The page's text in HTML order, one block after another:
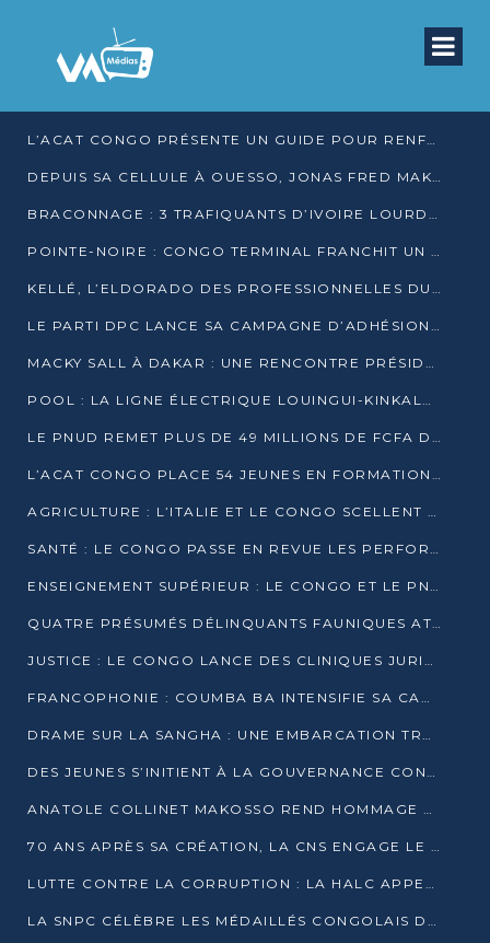
L’ACAT CONGO PRÉSENTE UN GUIDE POUR RENFORCER LES GARANTIES JUDICIAIRES EN GARDE À VUE
DEPUIS SA CELLULE À OUESSO, JONAS FRED MAKITA DÉNONCE CE QU’IL QUALIFIE DE DÉNI DE JUSTICE
BRACONNAGE : 3 TRAFIQUANTS D’IVOIRE LOURDEMENT CONDAMNÉS À DJAMBALA
POINTE-NOIRE : CONGO TERMINAL FRANCHIT UN CAP HISTORIQUE AVEC 99 MOUVEMENTS/HEURE
KELLÉ, L’ELDORADO DES PROFESSIONNELLES DU SEXE
LE PARTI DPC LANCE SA CAMPAGNE D’ADHÉSIONS ET VEUT STRUCTURER SA PRÉSENCE DANS LES 15 DÉPARTEMENTS
MACKY SALL À DAKAR : UNE RENCONTRE PRÉSIDENTIELLE QUI DIVISE L’OPINION SÉNÉGALAISE
POOL : LA LIGNE ÉLECTRIQUE LOUINGUI-KINKALA-BOKO MISE EN SERVICE
LE PNUD REMET PLUS DE 49 MILLIONS DE FCFA D’ÉQUIPEMENTS POUR ACCÉLÉRER LA NUMÉRISATION DU SYSTÈME DE SANTÉ
L’ACAT CONGO PLACE 54 JEUNES EN FORMATION PROFESSIONNELLE
AGRICULTURE : L’ITALIE ET LE CONGO SCELLENT UN PARTENARIAT POUR UNE PRODUCTION LOCALE DURABLE
SANTÉ : LE CONGO PASSE EN REVUE LES PERFORMANCES DE SES HÔPITAUX À MI-PARCOURS
ENSEIGNEMENT SUPÉRIEUR : LE CONGO ET LE PNUD VEULENT RAPPROCHER LA FORMATION UNIVERSITAIRE DES BESOINS DU MARCHÉ DE L’EMPLOI
QUATRE PRÉSUMÉS DÉLINQUANTS FAUNIQUES ATTENDUS DEVANT LA JUSTICE POUR TRAFIC D’IVOIRE
JUSTICE : LE CONGO LANCE DES CLINIQUES JURIDIQUES POUR RAPPROCHER LE DROIT DES CITOYENS
FRANCOPHONIE : COUMBA BA INTENSIFIE SA CAMPAGNE POUR LA SUCCESSION À LA TÊTE DE L’OIF
DRAME SUR LA SANGHA : UNE EMBARCATION TRANSPORTANT DES FIDÈLES DE « NZAMBÉ YA L’HUILE » FAIT NAUFRAGE À OUESSO
DES JEUNES S’INITIENT À LA GOUVERNANCE CONTINENTALE À BRAZZAVILLE
ANATOLE COLLINET MAKOSSO REND HOMMAGE À JEAN-PAUL PIGASSE
70 ANS APRÈS SA CRÉATION, LA CNS ENGAGE LE VIRAGE DE LA DIGITALISATION
LUTTE CONTRE LA CORRUPTION : LA HALC APPELLE À PASSER DES DISCOURS AUX ACTES
LA SNPC CÉLÈBRE LES MÉDAILLÉS CONGOLAIS DES OLYMPIADES PANAFRICAINES DE MATHÉMATIQUES 2026